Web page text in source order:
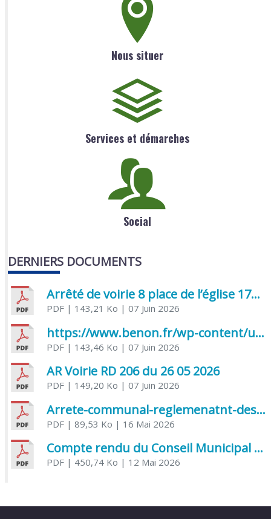
Nous situer
Services et démarches
Social
DERNIERS DOCUMENTS
Arrêté de voirie 8 place de l’église 17170 Benon
PDF| 143,21 Ko | 07 Juin 2026
https://www.benon.fr/wp-content/uploads/2026/06/AR-Voirie-Chemin-de-Lafond-du-26-05-2026.pdf
PDF| 143,46 Ko | 07 Juin 2026
AR Voirie RD 206 du 26 05 2026
PDF| 149,20 Ko | 07 Juin 2026
Arrete-communal-reglemenatnt-des-bruits-de-voisinage-et-des-activites-bruyantes
PDF| 89,53 Ko | 16 Mai 2026
Compte rendu du Conseil Municipal du 06 mai 2026
PDF| 450,74 Ko | 12 Mai 2026